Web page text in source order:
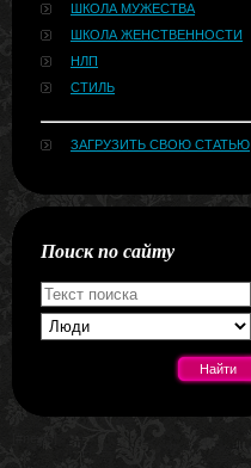
ШКОЛА МУЖЕСТВА
ШКОЛА ЖЕНСТВЕННОСТИ
НЛП
СТИЛЬ
ЗАГРУЗИТЬ СВОЮ СТАТЬЮ
Поиск по сайту